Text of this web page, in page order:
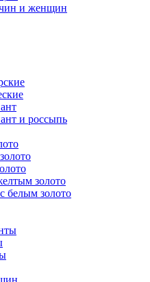
и женщин
и россыпь
золото
белым золото